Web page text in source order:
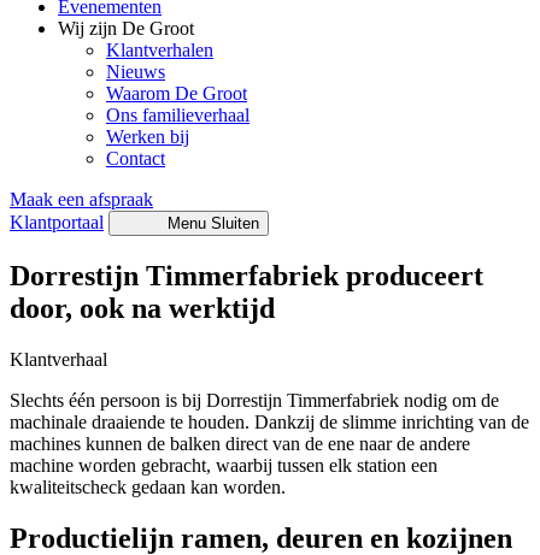
Evenementen
Wij zijn De Groot
Klantverhalen
Nieuws
Waarom De Groot
Ons familieverhaal
Werken bij
Contact
Maak een afspraak
Klantportaal
Menu Sluiten
Dorrestijn Timmerfabriek produceert
door, ook na werktijd
Klantverhaal
Slechts één persoon is bij Dorrestijn Timmerfabriek nodig om de
machinale draaiende te houden. Dankzij de slimme inrichting van de
machines kunnen de balken direct van de ene naar de andere
machine worden gebracht, waarbij tussen elk station een
kwaliteitscheck gedaan kan worden.
Productielijn ramen, deuren en kozijnen